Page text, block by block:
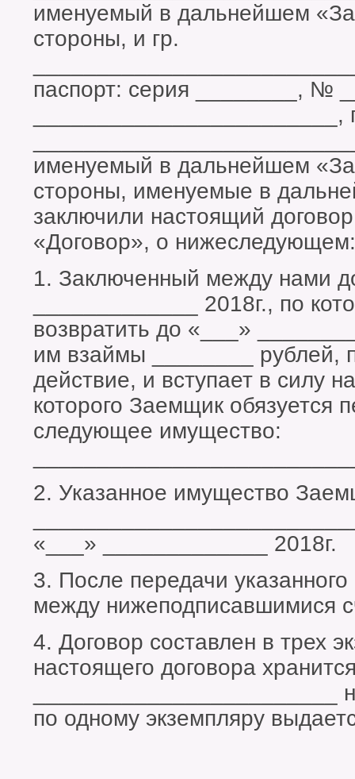
именуемый в дальнейшем
стороны, и гр.
паспорт: серия ________, №
именуемый в дальнейшем
стороны, именуемые в
заключили настоящий
«Договор», о нижеследующем:
1. Заключенный между нами
_____________ 2018г., по
возвратить до «___»
им взаймы ________ рублей,
действие, и вступает в силу
которого Заемщик обязуется
следующее имущество:
2. Указанное имущество
«___» _____________ 2018г.
3. После передачи
между нижеподписавшимися
4. Договор составлен в трех
настоящего договора
________________________
по одному экземпляру